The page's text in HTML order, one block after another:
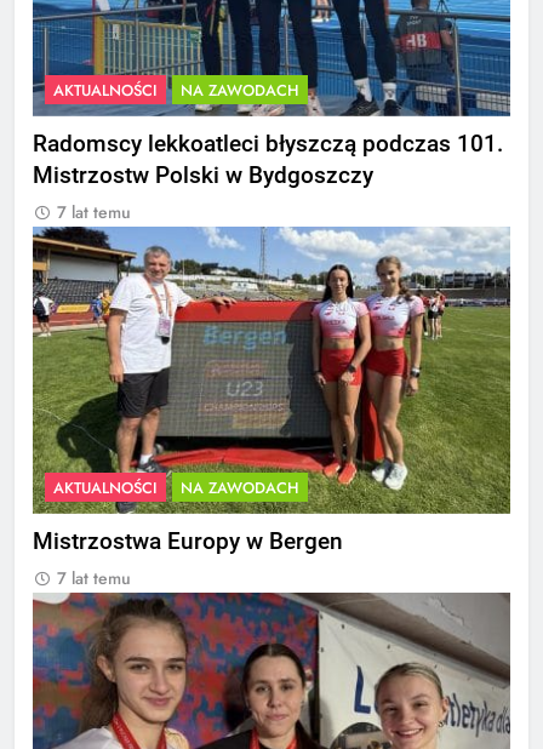
AKTUALNOŚCI NA ZAWODACH
Radomscy lekkoatleci błyszczą podczas 101.
Mistrzostw Polski w Bydgoszczy
7 lat temu
AKTUALNOŚCI NA ZAWODACH
Mistrzostwa Europy w Bergen
7 lat temu